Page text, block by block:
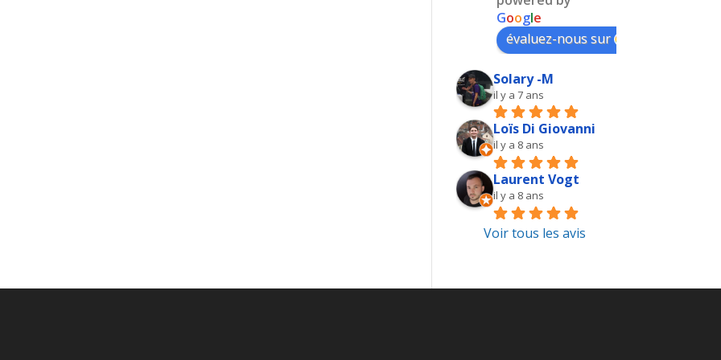
Google
évaluez-nous sur
Solary -M
il y a 7 ans
Loïs Di Giovanni
il y a 8 ans
Laurent Vogt
il y a 8 ans
Voir tous les avis